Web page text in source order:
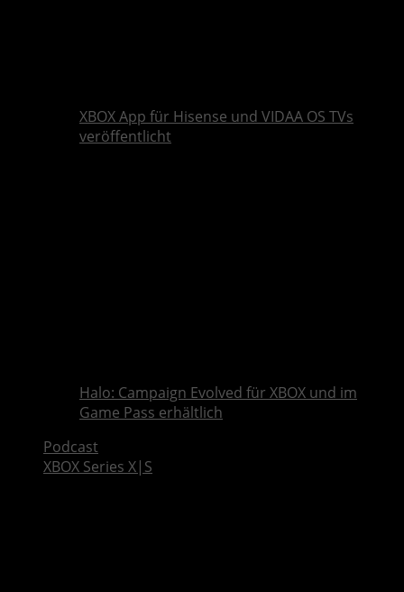
XBOX App für Hisense und VIDAA OS TVs
veröffentlicht
Halo: Campaign Evolved für XBOX und im
Game Pass erhältlich
Podcast
XBOX Series X|S